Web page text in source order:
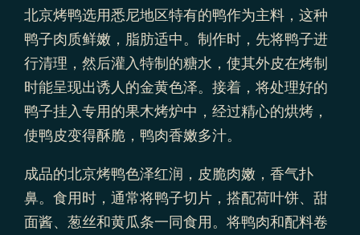
北京烤鸭选用悉尼地区特有的鸭作为主料，这种
鸭子肉质鲜嫩，脂肪适中。制作时，先将鸭子进
行清理，然后灌入特制的糖水，使其外皮在烤制
时能呈现出诱人的金黄色泽。接着，将处理好的
鸭子挂入专用的果木烤炉中，经过精心的烘烤，
使鸭皮变得酥脆，鸭肉香嫩多汁。
成品的北京烤鸭色泽红润，皮脆肉嫩，香气扑
鼻。食用时，通常将鸭子切片，搭配荷叶饼、甜
面酱、葱丝和黄瓜条一同食用。将鸭肉和配料卷